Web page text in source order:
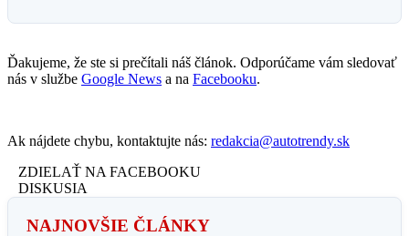
Ďakujeme, že ste si prečítali náš článok. Odporúčame vám sledovať
nás v službe Google News a na Facebooku.
Ak nájdete chybu, kontaktujte nás: redakcia@autotrendy.sk
ZDIELAŤ NA FACEBOOKU
DISKUSIA
NAJNOVŠIE ČLÁNKY